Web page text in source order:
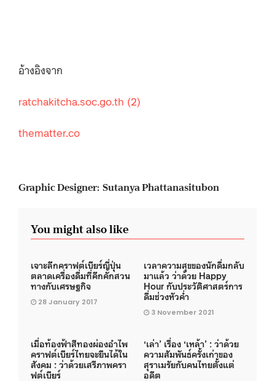
อ้างอิงจาก
ratchakitcha.soc.go.th (2)
thematter.co
Graphic Designer: Sutanya Phattanasitubon
You might also like
เจาะลึกคราฟต์เบียร์ญี่ปุ่น
ตลาดเครื่องดื่มที่คึกคักสวน
ทางกับเศรษฐกิจ
28 January 2017
เวลาความสุขของนักดื่มกลับ
มาแล้ว ว่าด้วย Happy
Hour กับประวัติศาสตร์การ
ดื่มช่วงหัวค่ำ
3 November 2021
เมื่อท้องฟ้าสีทองผ่องอำไพ
คราฟต์เบียร์ไทยจะยืนได้ใน
สังคม : ว่าด้วยเสรีภาพครา
ฟต์เบียร์
‘เล่า’ เรื่อง ‘เหล้า’ : ว่าด้วย
ความสัมพันธ์ครั้งเก่าของ
สุราเมรัยกับคนไทยตั้งแต่
อดีต